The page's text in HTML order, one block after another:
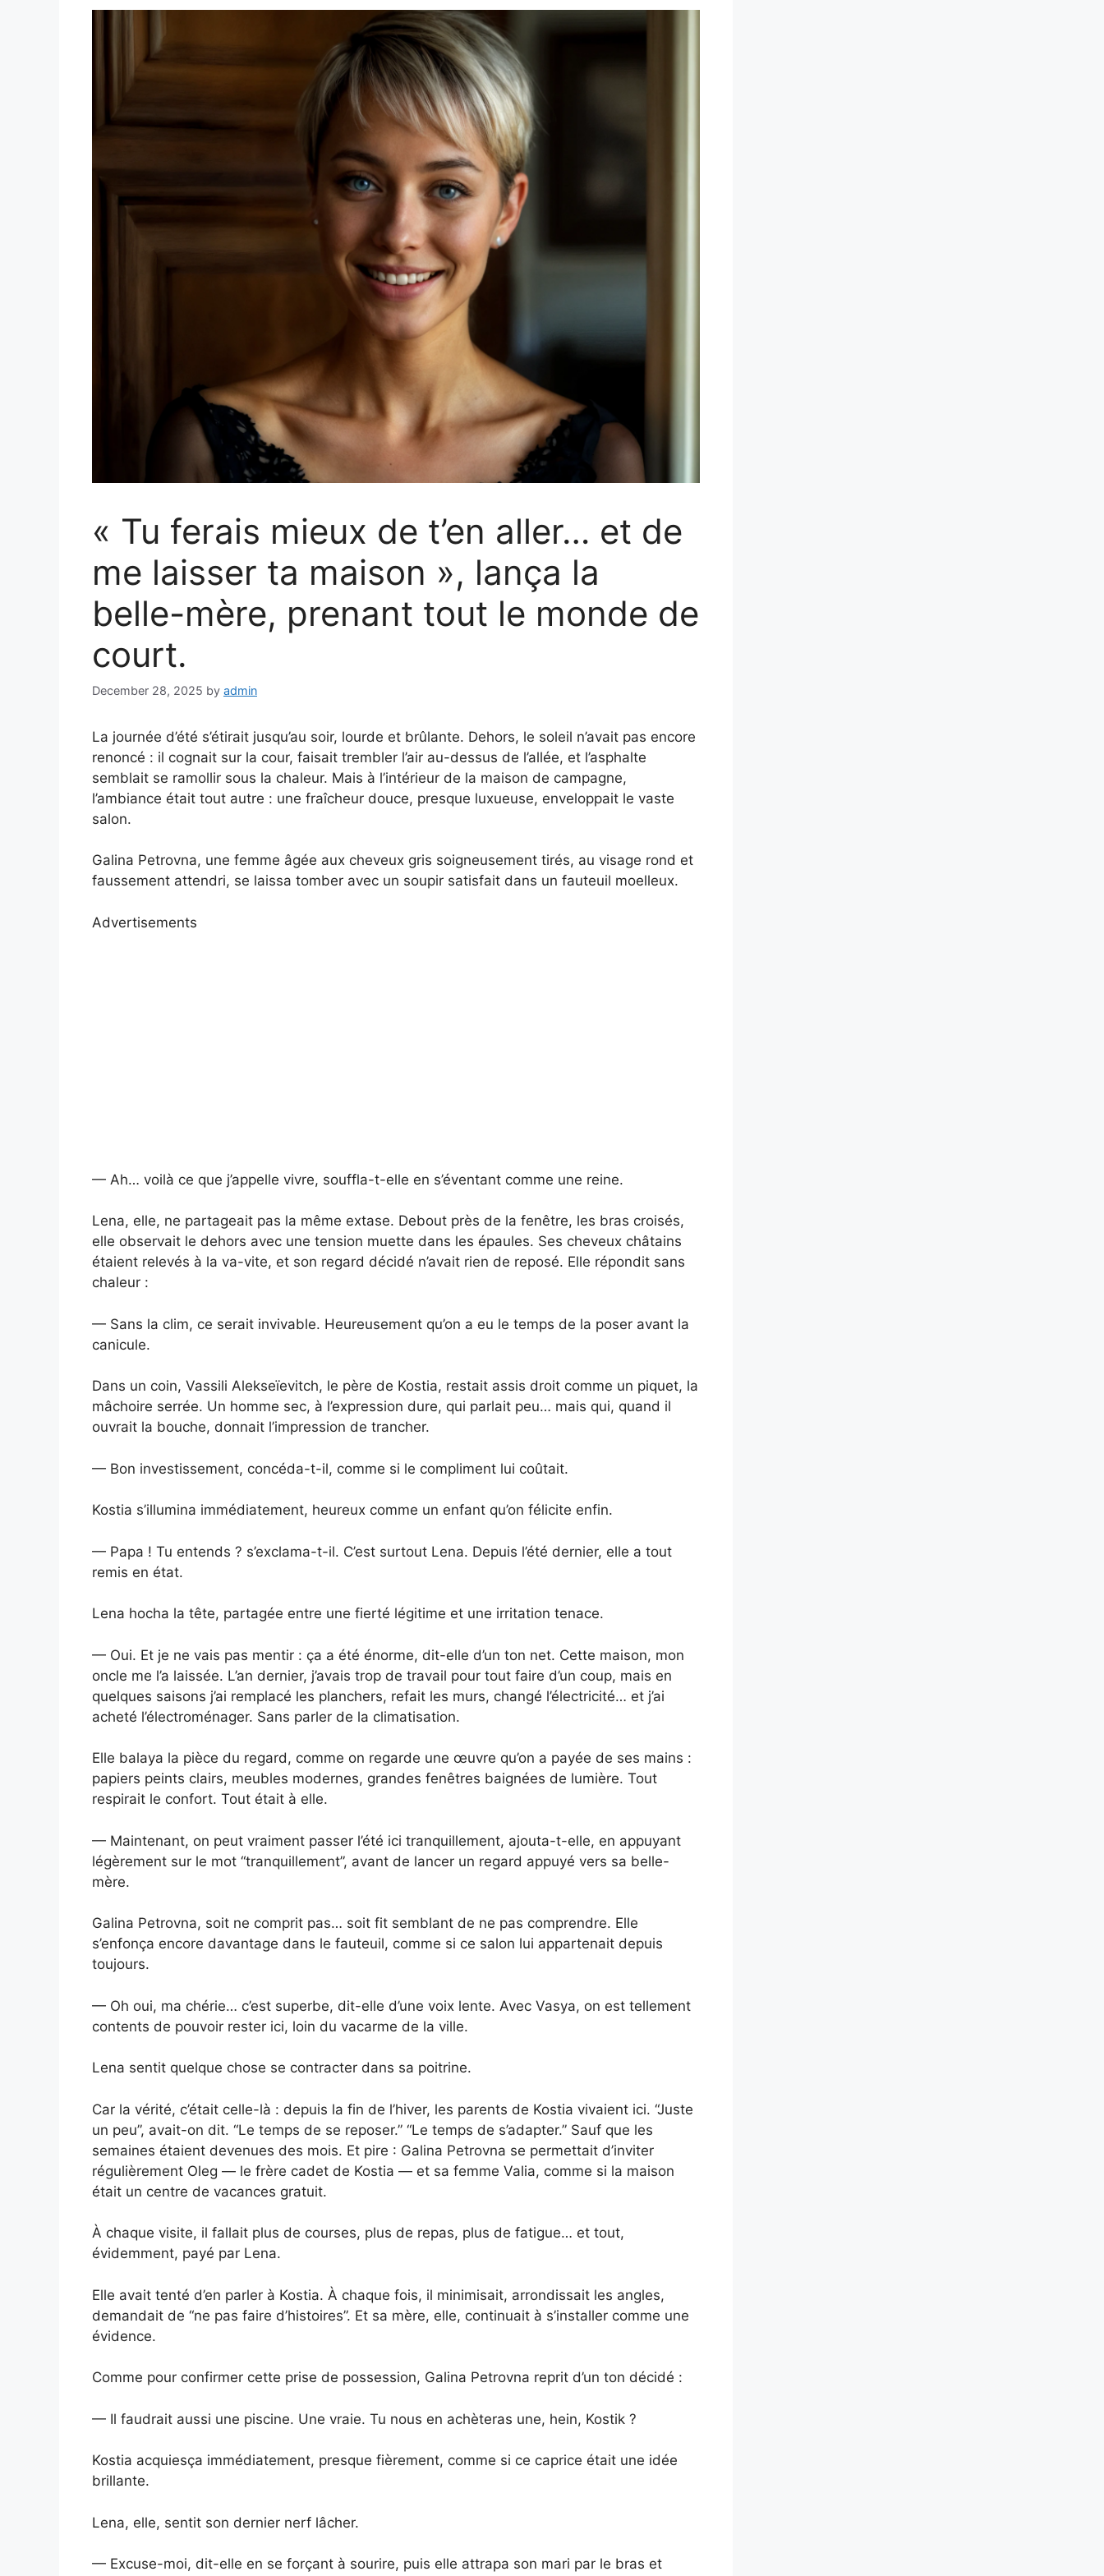
« Tu ferais mieux de t’en aller… et de
me laisser ta maison », lança la
belle-mère, prenant tout le monde de
court.
December 28, 2025 by admin
La journée d’été s’étirait jusqu’au soir, lourde et brûlante. Dehors, le soleil n’avait pas encore
renoncé : il cognait sur la cour, faisait trembler l’air au-dessus de l’allée, et l’asphalte
semblait se ramollir sous la chaleur. Mais à l’intérieur de la maison de campagne,
l’ambiance était tout autre : une fraîcheur douce, presque luxueuse, enveloppait le vaste
salon.
Galina Petrovna, une femme âgée aux cheveux gris soigneusement tirés, au visage rond et
faussement attendri, se laissa tomber avec un soupir satisfait dans un fauteuil moelleux.
Advertisements
— Ah… voilà ce que j’appelle vivre, souffla-t-elle en s’éventant comme une reine.
Lena, elle, ne partageait pas la même extase. Debout près de la fenêtre, les bras croisés,
elle observait le dehors avec une tension muette dans les épaules. Ses cheveux châtains
étaient relevés à la va-vite, et son regard décidé n’avait rien de reposé. Elle répondit sans
chaleur :
— Sans la clim, ce serait invivable. Heureusement qu’on a eu le temps de la poser avant la
canicule.
Dans un coin, Vassili Alekseïevitch, le père de Kostia, restait assis droit comme un piquet, la
mâchoire serrée. Un homme sec, à l’expression dure, qui parlait peu… mais qui, quand il
ouvrait la bouche, donnait l’impression de trancher.
— Bon investissement, concéda-t-il, comme si le compliment lui coûtait.
Kostia s’illumina immédiatement, heureux comme un enfant qu’on félicite enfin.
— Papa ! Tu entends ? s’exclama-t-il. C’est surtout Lena. Depuis l’été dernier, elle a tout
remis en état.
Lena hocha la tête, partagée entre une fierté légitime et une irritation tenace.
— Oui. Et je ne vais pas mentir : ça a été énorme, dit-elle d’un ton net. Cette maison, mon
oncle me l’a laissée. L’an dernier, j’avais trop de travail pour tout faire d’un coup, mais en
quelques saisons j’ai remplacé les planchers, refait les murs, changé l’électricité… et j’ai
acheté l’électroménager. Sans parler de la climatisation.
Elle balaya la pièce du regard, comme on regarde une œuvre qu’on a payée de ses mains :
papiers peints clairs, meubles modernes, grandes fenêtres baignées de lumière. Tout
respirait le confort. Tout était à elle.
— Maintenant, on peut vraiment passer l’été ici tranquillement, ajouta-t-elle, en appuyant
légèrement sur le mot “tranquillement”, avant de lancer un regard appuyé vers sa belle-
mère.
Galina Petrovna, soit ne comprit pas… soit fit semblant de ne pas comprendre. Elle
s’enfonça encore davantage dans le fauteuil, comme si ce salon lui appartenait depuis
toujours.
— Oh oui, ma chérie… c’est superbe, dit-elle d’une voix lente. Avec Vasya, on est tellement
contents de pouvoir rester ici, loin du vacarme de la ville.
Lena sentit quelque chose se contracter dans sa poitrine.
Car la vérité, c’était celle-là : depuis la fin de l’hiver, les parents de Kostia vivaient ici. “Juste
un peu”, avait-on dit. “Le temps de se reposer.” “Le temps de s’adapter.” Sauf que les
semaines étaient devenues des mois. Et pire : Galina Petrovna se permettait d’inviter
régulièrement Oleg — le frère cadet de Kostia — et sa femme Valia, comme si la maison
était un centre de vacances gratuit.
À chaque visite, il fallait plus de courses, plus de repas, plus de fatigue… et tout,
évidemment, payé par Lena.
Elle avait tenté d’en parler à Kostia. À chaque fois, il minimisait, arrondissait les angles,
demandait de “ne pas faire d’histoires”. Et sa mère, elle, continuait à s’installer comme une
évidence.
Comme pour confirmer cette prise de possession, Galina Petrovna reprit d’un ton décidé :
— Il faudrait aussi une piscine. Une vraie. Tu nous en achèteras une, hein, Kostik ?
Kostia acquiesça immédiatement, presque fièrement, comme si ce caprice était une idée
brillante.
Lena, elle, sentit son dernier nerf lâcher.
— Excuse-moi, dit-elle en se forçant à sourire, puis elle attrapa son mari par le bras et